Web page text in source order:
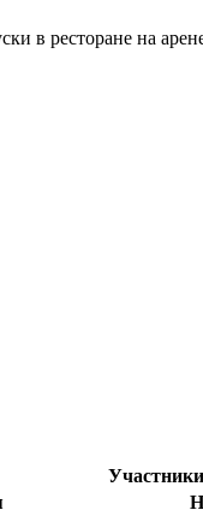
в ресторане на